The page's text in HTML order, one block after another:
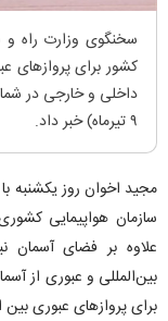
سخنگوی وزارت راه و
کشور برای پروازهای
۹ تیرماه) خبر داد.
مجید اخوان روز یکشنبه
سازمان هواپیمایی
علاوه بر فضای آسمان
بین‌المللی و عبوری از
برای پروازهای عبوری بین